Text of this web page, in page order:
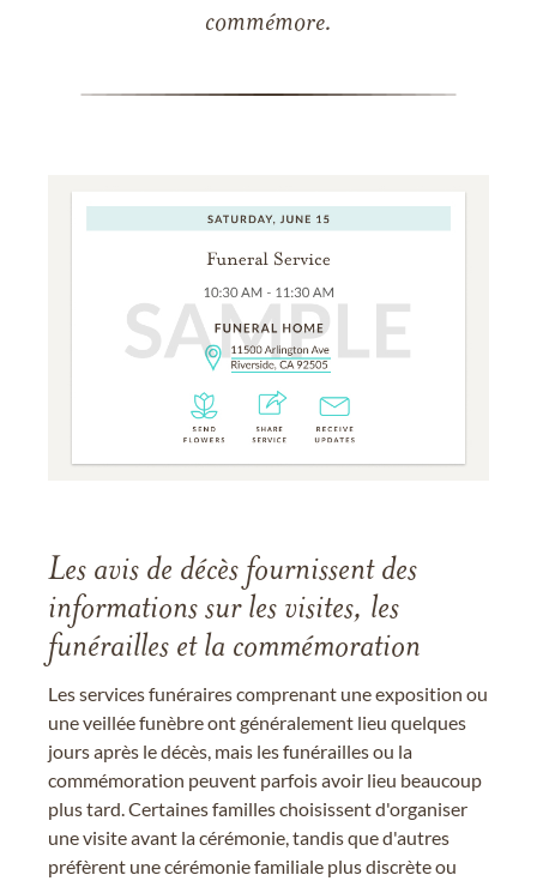
commémore.
Les avis de décès fournissent des
informations sur les visites, les
funérailles et la commémoration
Les services funéraires comprenant une exposition ou
une veillée funèbre ont généralement lieu quelques
jours après le décès, mais les funérailles ou la
commémoration peuvent parfois avoir lieu beaucoup
plus tard. Certaines familles choisissent d'organiser
une visite avant la cérémonie, tandis que d'autres
préfèrent une cérémonie familiale plus discrète ou